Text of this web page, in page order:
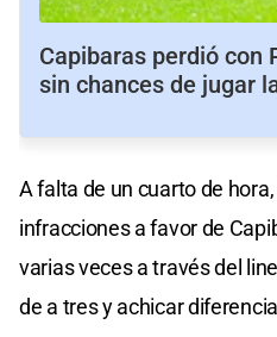
Capibaras perdió con
sin chances de jugar
A falta de un cuarto de
infracciones a favor de
varias veces a través del
de a tres y achicar